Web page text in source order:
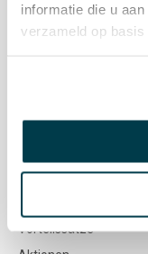
informatie die u
verzameld op basis
WEBSHOP
Mobiliar & Soft Play
Musiktherapie
Sensorische
Vorteilssätze